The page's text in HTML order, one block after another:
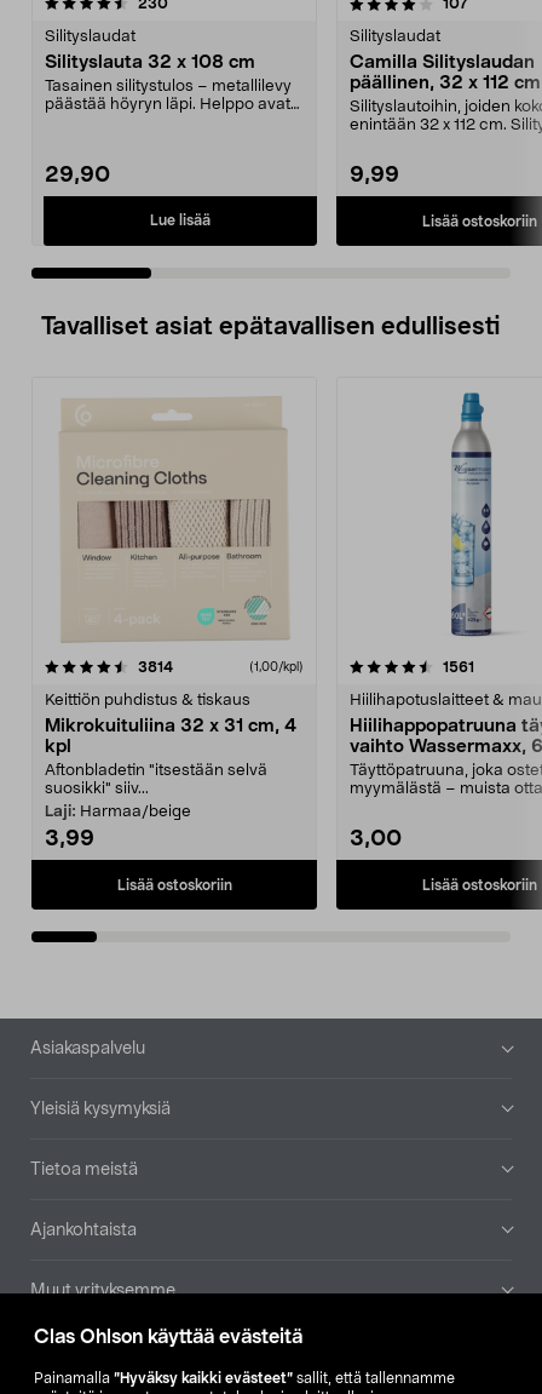
Clas Ohlson käyttää evästeitä
Painamalla ”Hyväksy kaikki evästeet” sallit, että tallennamme
230
Silityslaudat
Silityslauta 32 x 108 cm
Tasainen silitystulos – metallilevy
päästää höyryn läpi. Helppo avata
29,90
Lue lisää
107
Silityslaudat
Camilla Silityslaudan
päällinen, 32 x 112 cm
Silityslautoihin, joiden
enintään 32 x 112 cm.
9,99
Lisää ostoskoriin
Tavalliset asiat epätavallisen edullisesti
3814arvostelut (1,00/kpl)
Keittiön puhdistus & tiskaus
Mikrokuituliina 32 x 31 cm, 4
kpl
Aftonbladetin "itsestään selvä
suosikki" siiv...
Laji: Harmaa/beige
3,99
Lisää ostoskoriin
4.5viidestä
1561
Hiilihapotuslaitteet &
Hiilihappopatruuna
vaihto Wassermaxx,
Täyttöpatruuna, joka
myymälästä – muista
3,00
Lisää ostoskoriin
4.5viidestä
Alatunniste
Asiakaspalvelu
Yleisiä kysymyksiä
Tietoa meistä
Ajankohtaista
Muut yrityksemme
Etsi myymälä